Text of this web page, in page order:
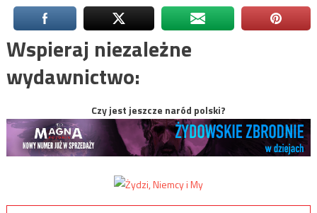
Wspieraj niezależne
wydawnictwo:
Czy jest jeszcze naród polski?